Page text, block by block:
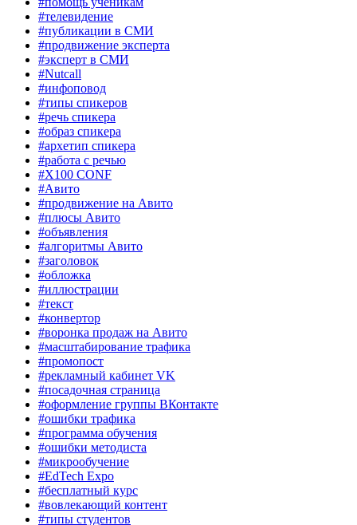
#телевидение
#публикации в СМИ
#продвижение эксперта
#эксперт в СМИ
#Nutcall
#инфоповод
#типы спикеров
#речь спикера
#образ спикера
#архетип спикера
#работа с речью
#X100 CONF
#Авито
#продвижение на Авито
#плюсы Авито
#объявления
#алгоритмы Авито
#заголовок
#обложка
#иллюстрации
#текст
#конвертор
#воронка продаж на Авито
#масштабирование трафика
#промопост
#рекламный кабинет VK
#посадочная страница
#оформление группы ВКонтакте
#ошибки трафика
#программа обучения
#ошибки методиста
#микрообучение
#EdTech Expo
#бесплатный курс
#вовлекающий контент
#типы студентов